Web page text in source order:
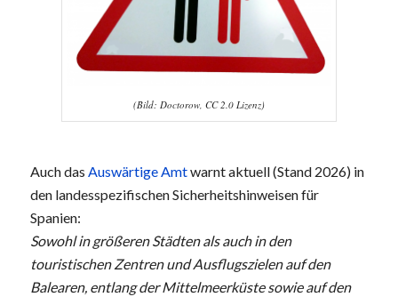
(Bild: Doctorow, CC 2.0 Lizenz)
Auch das Auswärtige Amtwarnt aktuell (Stand 2026) in
den landesspezifischen Sicherheitshinweisen für
Spanien:
Sowohl in größeren Städten als auch in den
touristischen Zentren und Ausflugszielen auf den
Balearen, entlang der Mittelmeerküste sowie auf den